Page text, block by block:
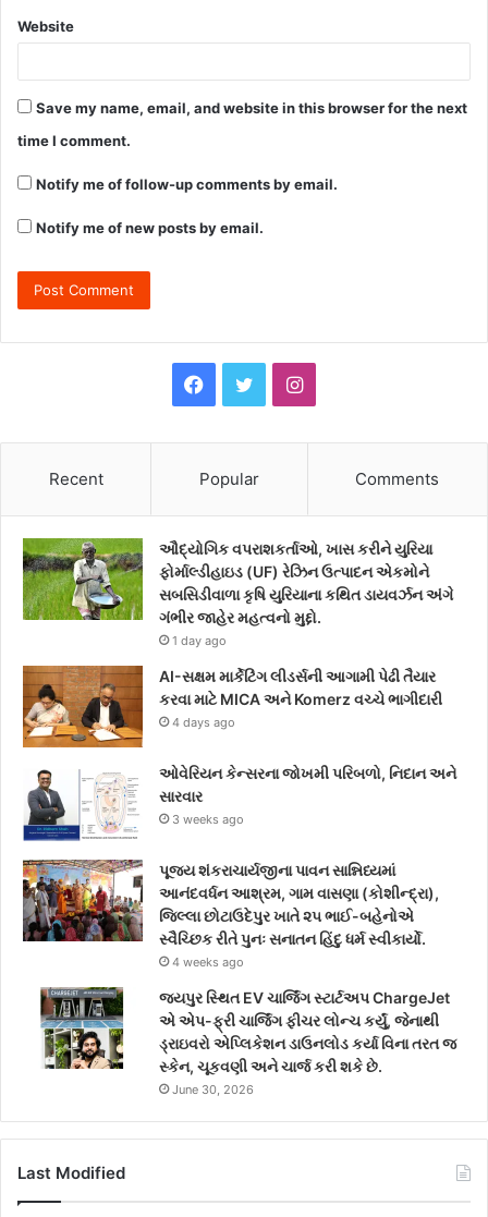
Website
Save my name, email, and website in this browser for the next
time I comment.
Notify me of follow-up comments by email.
Notify me of new posts by email.
c
e
b
o
o
k
i
t
t
e
I
t
a
g
a
Recent Popular Comments
ઔદ્યોગિક વપરાશકર્તાઓ, ખાસ કરીને યુરિયા
ફોર્માલ્ડીહાઇડ (UF) રેઝિન ઉત્પાદન એકમોને
સબસિડીવાળા કૃષિ યુરિયાના કથિત ડાયવર્ઝન અંગે
ગંભીર જાહેર મહત્વનો મુદ્દો.
1 day ago
AI-સક્ષમ માર્કેટિંગ લીડર્સની આગામી પેઢી તૈયાર
કરવા માટે MICA અને Komerz વચ્ચે ભાગીદારી
4 days ago
ઓવેરિયન કેન્સરના જોખમી પરિબળો, નિદાન અને
સારવાર
3 weeks ago
પૂજ્ય શંકરાચાર્યજીના પાવન સાન્નિધ્યમાં
આનંદવર્ધન આશ્રમ, ગામ વાસણા (કોશીન્દ્રા),
જિલ્લા છોટાઉદેપુર ખાતે ૨૫ ભાઈ-બહેનોએ
સ્વૈચ્છિક રીતે પુનઃ સનાતન હિંદુ ધર્મ સ્વીકાર્યો.
4 weeks ago
જયપુર સ્થિત EV ચાર્જિંગ સ્ટાર્ટઅપ ChargeJet
એ એપ-ફ્રી ચાર્જિંગ ફીચર લોન્ચ કર્યું, જેનાથી
ડ્રાઇવરો એપ્લિકેશન ડાઉનલોડ કર્યા વિના તરત જ
સ્કેન, ચૂકવણી અને ચાર્જ કરી શકે છે.
June 30, 2026
Last Modified